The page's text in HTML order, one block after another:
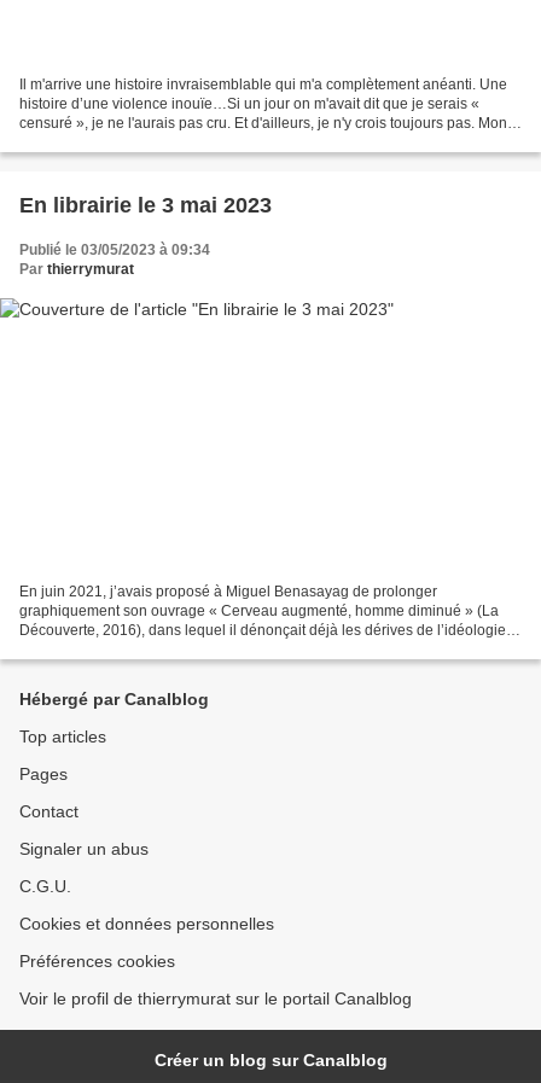
Il m'arrive une histoire invraisemblable qui m'a complètement anéanti. Une
histoire d’une violence inouïe…Si un jour on m'avait dit que je serais «
censuré », je ne l'aurais pas cru. Et d'ailleurs, je n'y crois toujours pas. Mon
En librairie le 3 mai 2023
Publié le 03/05/2023 à 09:34
Par thierrymurat
En juin 2021, j’avais proposé à Miguel Benasayag de prolonger
graphiquement son ouvrage « Cerveau augmenté, homme diminué » (La
Découverte, 2016), dans lequel il dénonçait déjà les dérives de l’idéologie
Hébergé par Canalblog
Top articles
Pages
Contact
Signaler un abus
C.G.U.
Cookies et données personnelles
Préférences cookies
Voir le profil de thierrymurat sur le portail Canalblog
Créer un blog sur Canalblog